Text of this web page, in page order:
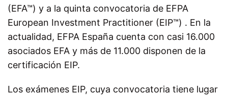
(EFA™) y a la quinta convocatoria de EFPA
European Investment Practitioner (EIP™) . En la
actualidad, EFPA España cuenta con casi 16.000
asociados EFA y más de 11.000 disponen de la
certificación EIP.
Los exámenes EIP, cuya convocatoria tiene lugar